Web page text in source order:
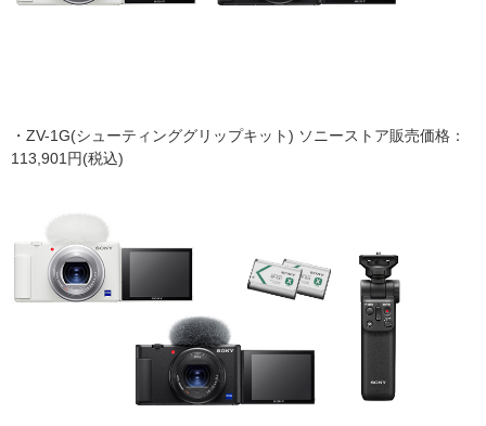
・ZV-1G(シューティンググリップキット) ソニーストア販売価格：
113,901円(税込)